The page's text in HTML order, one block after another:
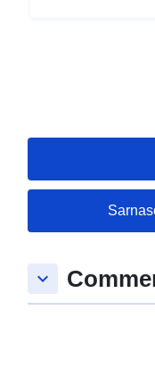
keyboard_arrow_down